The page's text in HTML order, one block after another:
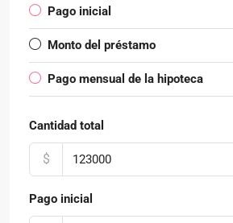
Pago inicial
Monto del préstamo
Pago mensual de la hipoteca
Cantidad total
$
Pago inicial